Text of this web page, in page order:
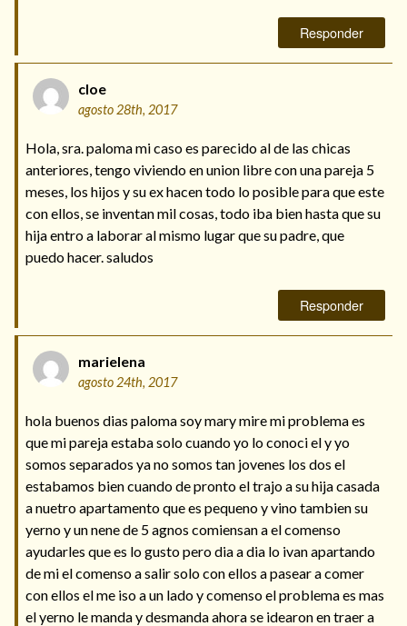
Responder
cloe
agosto 28th, 2017
Hola, sra. paloma mi caso es parecido al de las chicas
anteriores, tengo viviendo en union libre con una pareja 5
meses, los hijos y su ex hacen todo lo posible para que este
con ellos, se inventan mil cosas, todo iba bien hasta que su
hija entro a laborar al mismo lugar que su padre, que
puedo hacer. saludos
Responder
marielena
agosto 24th, 2017
hola buenos dias paloma soy mary mire mi problema es
que mi pareja estaba solo cuando yo lo conoci el y yo
somos separados ya no somos tan jovenes los dos el
estabamos bien cuando de pronto el trajo a su hija casada
a nuetro apartamento que es pequeno y vino tambien su
yerno y un nene de 5 agnos comiensan a el comenso
ayudarles que es lo gusto pero dia a dia lo ivan apartando
de mi el comenso a salir solo con ellos a pasear a comer
con ellos el me iso a un lado y comenso el problema es mas
el yerno le manda y desmanda ahora se idearon en traer a